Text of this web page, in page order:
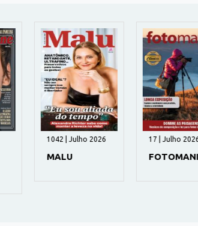
1042 | Julho 2026
MALU
17 | Julho 2026
FOTOMANIA